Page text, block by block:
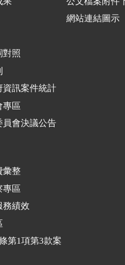
對照
資訊案件統計
專區
員會決議公告
彙整
專區
務績效
第1項第3款案
網站連結圖示